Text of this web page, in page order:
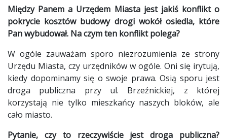
Między Panem a Urzędem Miasta jest jakiś konflikt o
pokrycie kosztów budowy drogi wokół osiedla, które
Pan wybudował. Na czym ten konflikt polega?
W ogóle zauważam sporo niezrozumienia ze strony
Urzędu Miasta, czy urzędników w ogóle. Oni się irytują,
kiedy dopominamy się o swoje prawa. Osią sporu jest
droga publiczna przy ul. Brzeźnickiej, z której
korzystają nie tylko mieszkańcy naszych bloków, ale
cało miasto.
Pytanie, czy to rzeczywiście jest droga publiczna?